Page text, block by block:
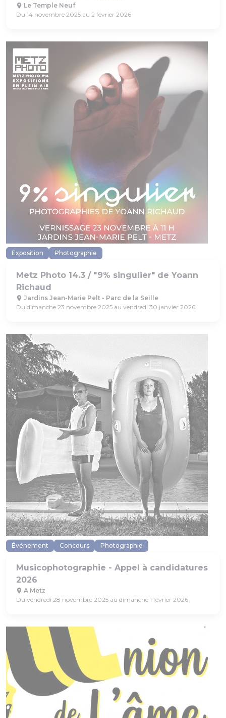
Le Temple Neuf
Du 14 novembre 2025 au 2 février 2026
Exposition Photographie
Metz Photo 14.3 / "9% singulier" de Yoann
Richaud
Jardins Jean-Marie Pelt - Parc de la Seille
Du dimanche 23 novembre 2025 au vendredi 30 janvier 2026
Événement Concours Photographie
Musicophotographie - Appel à candidatures
2026
A Metz
Du vendredi 28 novembre 2025 au dimanche 1 février 2026